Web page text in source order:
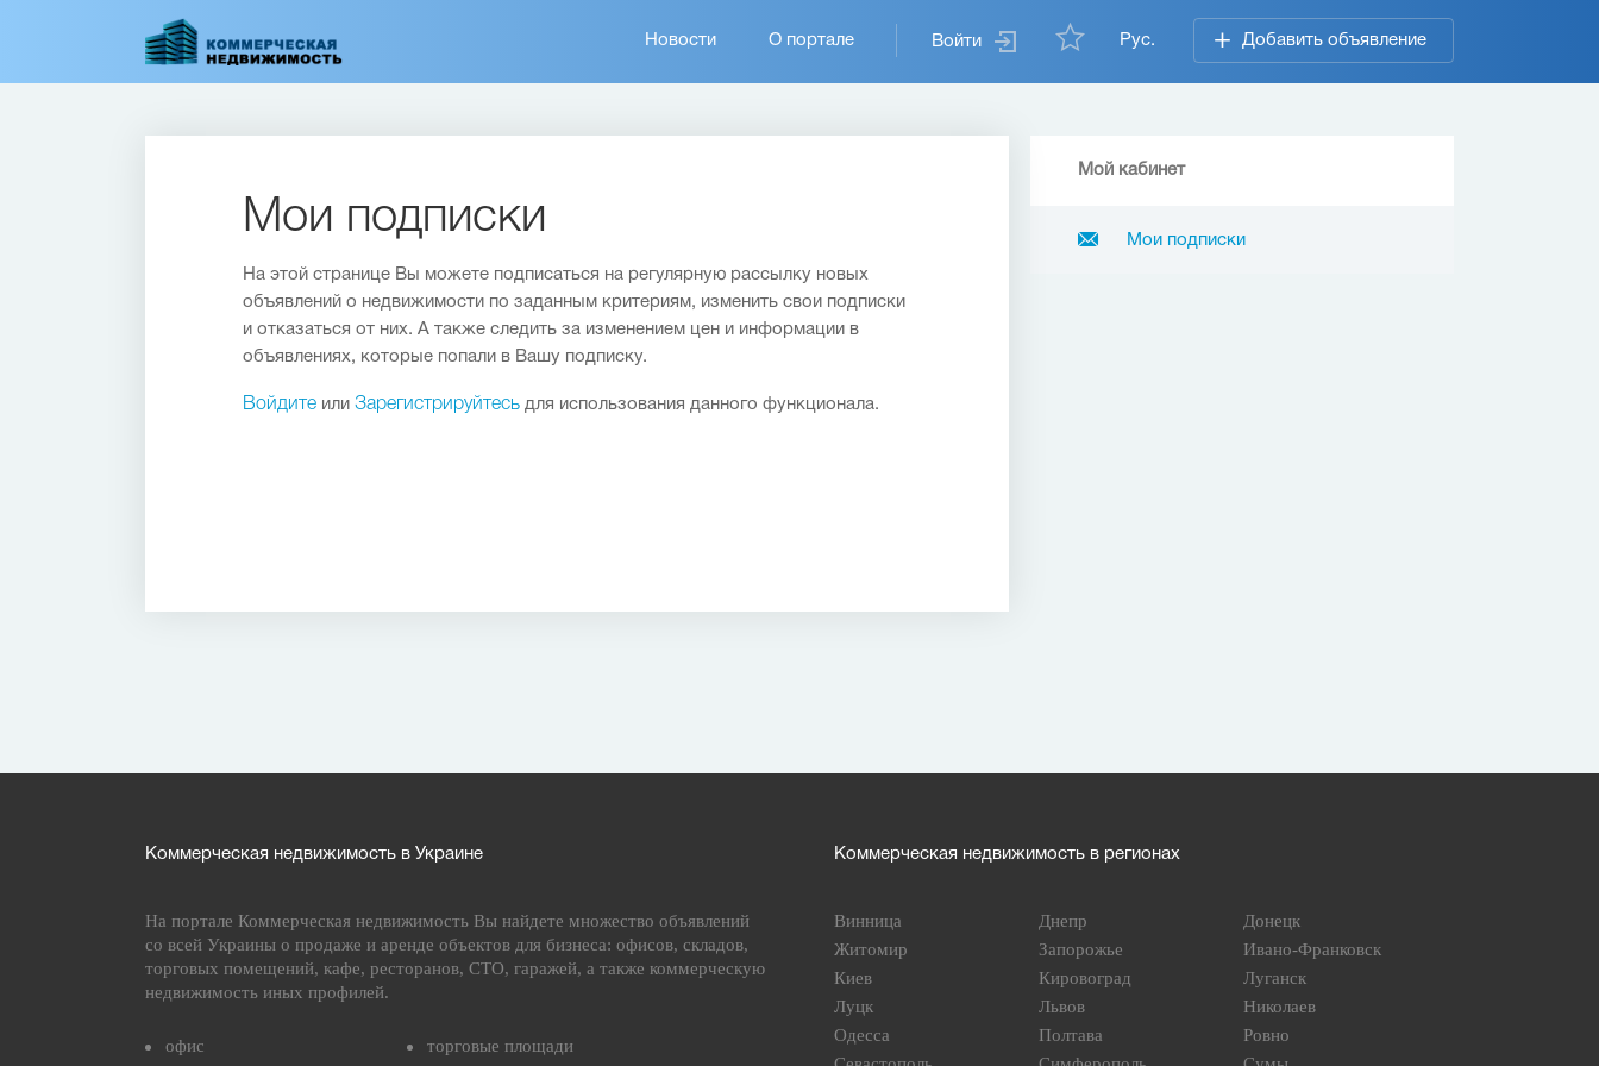
к
Войти Рус. Добавить объявление
Основная
навигация
Новости О портале
Мой кабинет
Мои подписки
Мои подписки
На этой странице Вы можете подписаться на регулярную рассылку новых
объявлений о недвижимости по заданным критериям, изменить свои подписки
и отказаться от них. А также следить за изменением цен и информации в
объявлениях, которые попали в Вашу подписку.
Войдите или Зарегистрируйтесь для использования данного функционала.
Коммерческая недвижимость в Украине
На портале Коммерческая недвижимость Вы найдете множество объявлений
со всей Украины о продаже и аренде объектов для бизнеса: офисов, складов,
торговых помещений, кафе, ресторанов, СТО, гаражей, а также коммерческую
недвижимость иных профилей.
офис
торговые площади
Коммерческая недвижимость в регионах
Винница Днепр
Донецк
Житомир
Запорожье
Ивано-Франковск
Киев
Кировоград
Луганск
Луцк
Львов
Николаев
Одесса
Полтава
Ровно